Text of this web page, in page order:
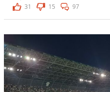
31
15 97